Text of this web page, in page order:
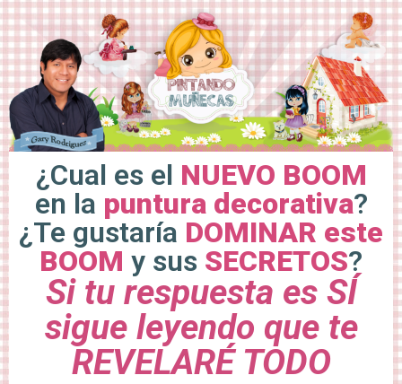
¿Cual es el NUEVO BOOM
en la puntura decorativa?
¿Te gustaría DOMINAR este
BOOM y sus SECRETOS?
Si tu respuesta es SÍ
sigue leyendo que te
REVELARÉ TODO